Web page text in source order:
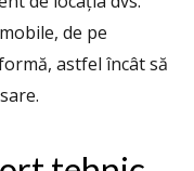
de pe
astfel încât să